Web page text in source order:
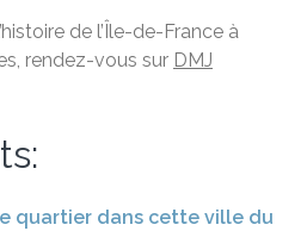
de l’Île-de-France à
rendez-vous sur DMJ
quartier dans cette ville du